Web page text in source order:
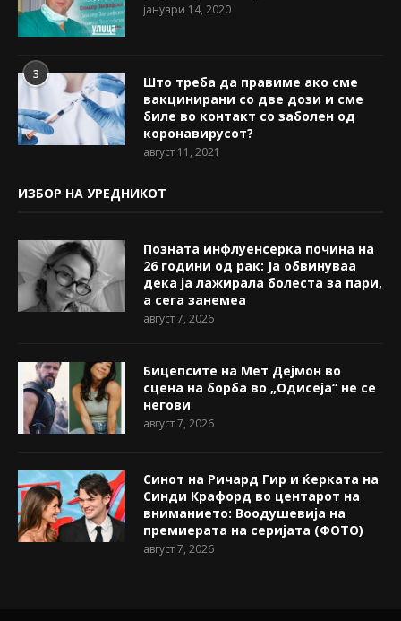
јануари 14, 2020
3
Што треба да правиме ако сме
вакцинирани со две дози и сме
биле во контакт со заболен од
коронавирусот?
август 11, 2021
ИЗБОР НА УРЕДНИКОТ
Позната инфлуенсерка почина на
26 години од рак: Ја обвинуваа
дека ја лажирала болеста за пари,
а сега занемеа
август 7, 2026
Бицепсите на Мет Дејмон во
сцена на борба во „Одисеја“ не се
негови
август 7, 2026
Синот на Ричард Гир и ќерката на
Синди Крафорд во центарот на
вниманието: Воодушевија на
премиерата на серијата (ФОТО)
август 7, 2026